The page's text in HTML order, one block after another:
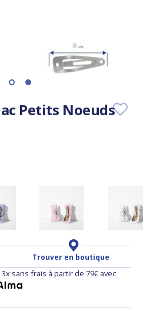
Petits Noeuds
Trouver en boutique
sans frais à partir de 79€ avec